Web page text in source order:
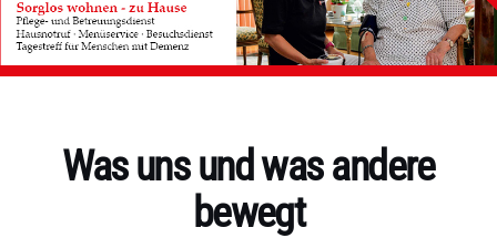
KategorienWas uns und was andere
bewegt